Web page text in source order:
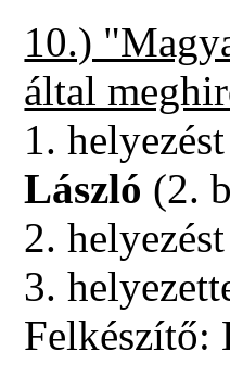
10.)
által
1.
László (2.
2.
3.
Felkészítő: